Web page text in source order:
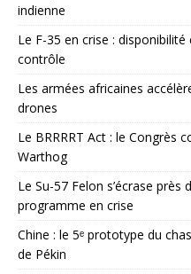
indienne
Le F-35 en crise :
contrôle
Les armées africaines
drones
Le BRRRRT Act : le Congrès
Warthog
Le Su-57 Felon s’écrase près
programme en crise
Chine : le 5ᵉ prototype du
de Pékin